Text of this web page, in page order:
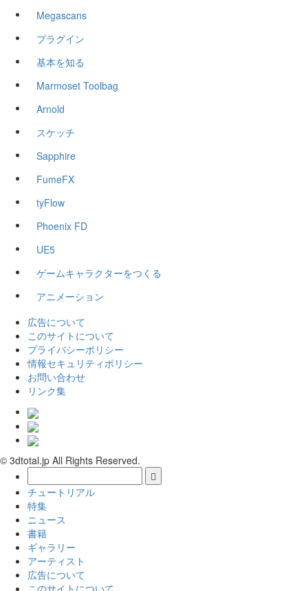
Megascans
プラグイン
基本を知る
Marmoset Toolbag
Arnold
スケッチ
Sapphire
FumeFX
tyFlow
Phoenix FD
UE5
ゲームキャラクターをつくる
アニメーション
広告について
このサイトについて
プライバシーポリシー
情報セキュリティポリシー
お問い合わせ
リンク集
© 3dtotal.jp All Rights Reserved.
チュートリアル
特集
ニュース
書籍
ギャラリー
アーティスト
広告について